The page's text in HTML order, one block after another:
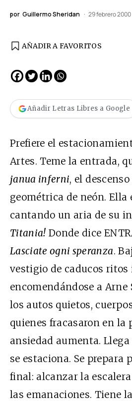
por Guillermo Sheridan 29 febrero 2000
AÑADIR A FAVORITOS
Añadir Letras Libres a Google
Prefiere el
Artes. Teme la entrada,
janua inferni, el
geométrica de neón. Ella
cantando un aria de su
Titania! Donde dice
Lasciate ogni speranza.
vestigio de caducos
encomendándose a Arne
los autos quietos,
quienes fracasaron en la
ansiedad aumenta.
se estaciona. Se prepara
final: alcanzar la
las emanaciones. Tiene